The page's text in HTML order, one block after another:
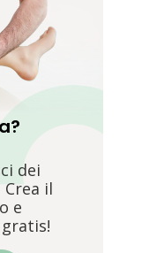
dei
il
e